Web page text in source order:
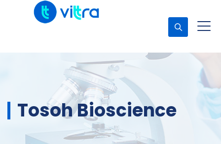
Concerta una cita
Tosoh Bioscience